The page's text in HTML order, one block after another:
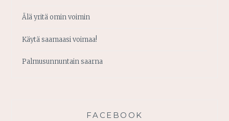
Älä yritä omin voimin
Käytä saamaasi voimaa!
Palmusunnuntain saarna
FACEBOOK